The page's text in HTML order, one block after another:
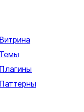
Витрина
Темы
Плагины
Паттерны